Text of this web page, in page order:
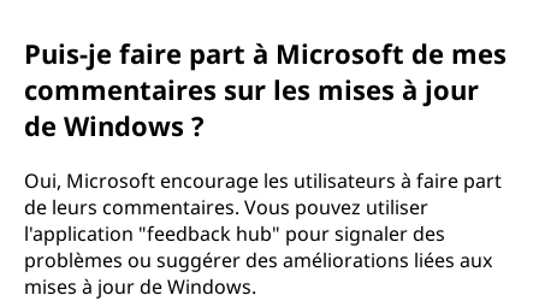
Puis-je faire part à Microsoft de mes
commentaires sur les mises à jour
de Windows ?
Oui, Microsoft encourage les utilisateurs à faire part
de leurs commentaires. Vous pouvez utiliser
l'application "feedback hub" pour signaler des
problèmes ou suggérer des améliorations liées aux
mises à jour de Windows.